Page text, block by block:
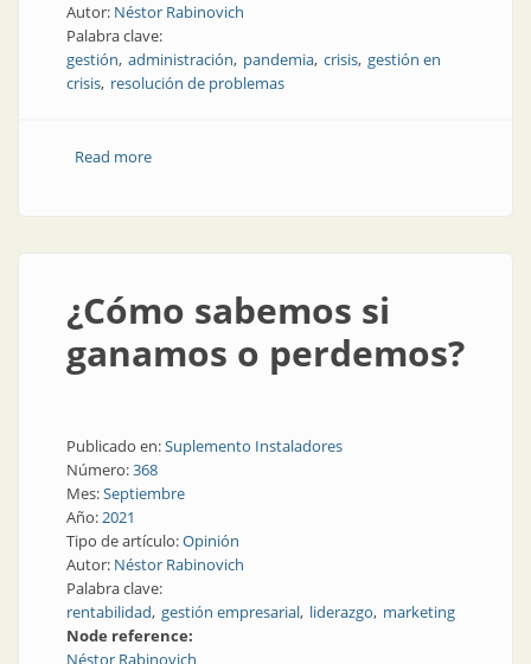
Autor: Néstor Rabinovich
Palabra clave:
gestión administración pandemia crisis gestión en
crisis resolución de problemas
Read moreabout Comorbilidades en la empresa
¿Cómo sabemos si
ganamos o perdemos?
Publicado en:Suplemento Instaladores
Número:368
Mes:Septiembre
Año:2021
Tipo de artículo:Opinión
Autor: Néstor Rabinovich
Palabra clave:
rentabilidad gestión empresarial liderazgo marketing
Node reference:
Néstor Rabinovich